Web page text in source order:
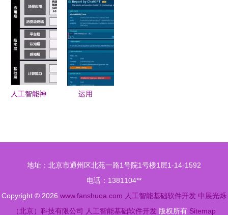
发展趋势
基础软件自
主创新加速
前行
力，还是基
础软件的渐
进式革新？
人工智能神
代的基石
运用
软件开发的
机遇与挑战
地址：北京市通州区北苑一路1号院1号楼1层1-14-1592
电话：1381104**
Copyright © 2026 www.fanshuoa.com 人工智能基础软件开发 中展光烁
（北京）科技有限公司
人工智能基础软件开发 版权所有 Sitemap